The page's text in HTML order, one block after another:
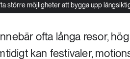
större möjligheter att bygga upp
ofta långa resor,
kan festivaler,